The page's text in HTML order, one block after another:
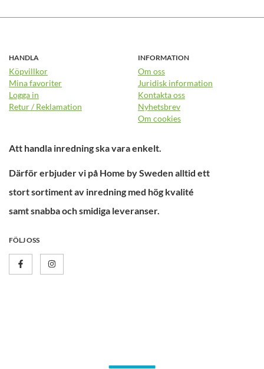
HANDLA
Köpvillkor
Mina favoriter
Logga in
Retur / Reklamation
INFORMATION
Om oss
Juridisk information
Kontakta oss
Nyhetsbrev
Om cookies
Att handla inredning ska vara enkelt.
Därför erbjuder vi på Home by Sweden alltid ett
stort sortiment av inredning med hög kvalité
samt snabba och smidiga leveranser.
FÖLJ OSS